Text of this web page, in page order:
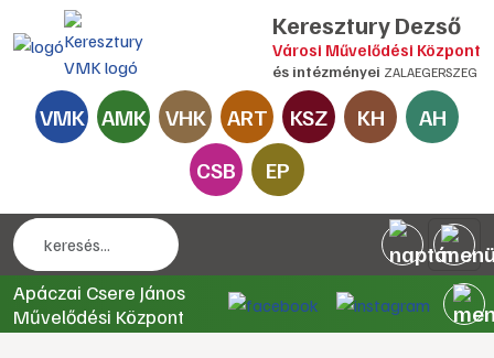
Keresztury Dezső
Városi Művelődési Központ
és intézményei ZALAEGERSZEG
VMK AMK VHK ART KSZ KH
AH
CSB
EP
Apáczai Csere János
Művelődési Központ